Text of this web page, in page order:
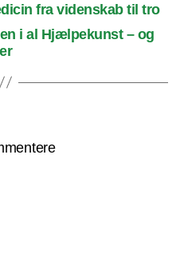
fra videnskab til tro
i al Hjælpekunst – og